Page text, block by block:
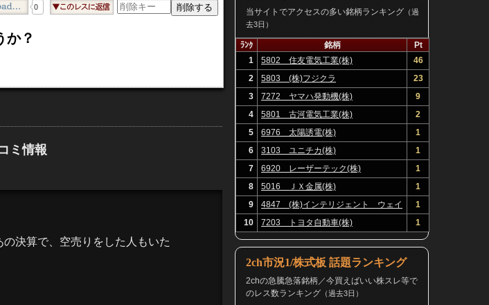
0
か？
ミ情報
決算で、空売りをした人もいた
当サイトでアクセスの多い銘柄ランキング（過
去3日）
ﾗﾝｸ 銘柄
Pt
1
5802 住友電気工業(株)
46
2
5803 (株)フジクラ
23
3
7272 ヤマハ発動機(株)
9
4
5801 古河電気工業(株)
2
5
6976 太陽誘電(株)
1
6
3103 ユニチカ(株)
1
7
6920 レーザーテック(株)
1
8
5016 ＪＸ金属(株)
1
9
4847 (株)インテリジェント ウェイ
ブ
1
10
7203 トヨタ自動車(株) 1
2ch市況1/株式板 話題ランキング
2chの急騰急落銘柄／今買えばいい株スレ等で
のレス数ランキング（過去3日）